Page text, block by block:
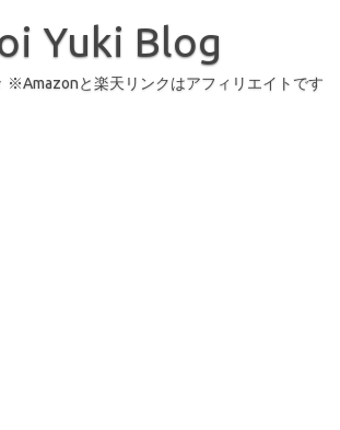
Yuki Blog
※Amazonと楽天リンクはアフィリエイトです